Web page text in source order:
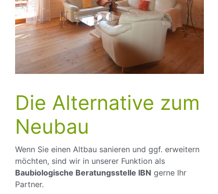
Die Alternative zum
Neubau
Wenn Sie einen Altbau sanieren und ggf. erweitern
möchten, sind wir in unserer Funktion als
Baubiologische Beratungsstelle IBN gerne Ihr
Partner.